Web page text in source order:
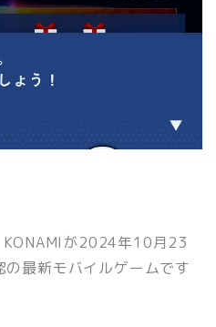
KONAMIが2024年10月23
最新モバイルゲームです